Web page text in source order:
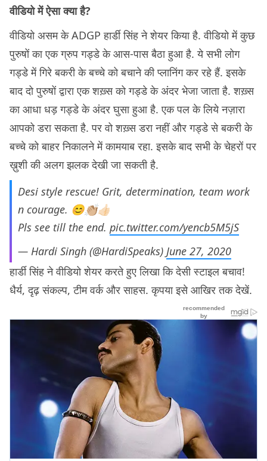
वीडियो में ऐसा क्या है?
वीडियो असम के ADGP हार्डी सिंह ने शेयर किया है. वीडियो में कुछ
पुरुषों का एक ग्रुप गड्डे के आस-पास बैठा हुआ है. ये सभी लोग
गड्डे में गिरे बकरी के बच्चे को बचाने की प्लानिंग कर रहे हैं. इसके
बाद दो पुरुषों द्वारा एक शख़्स को गड्डे के अंदर भेजा जाता है. शख़्स
का आधा धड़ गड्डे के अंदर घुसा हुआ है. एक पल के लिये नज़ारा
आपको डरा सकता है. पर वो शख़्स डरा नहीं और गड्डे से बकरी के
बच्चे को बाहर निकालने में कामयाब रहा. इसके बाद सभी के चेहरों पर
ख़ुशी की अलग झलक देखी जा सकती है.
Desi style rescue! Grit, determination, team work
n courage. 😊👏🏼👍🏻
Pls see till the end. pic.twitter.com/yencb5M5jS
— Hardi Singh (@HardiSpeaks) June 27, 2020
हार्डी सिंह ने वीडियो शेयर करते हुए लिखा कि देसी स्टाइल बचाव!
धैर्य, दृढ़ संकल्प, टीम वर्क और साहस. कृपया इसे आखिर तक देखें.